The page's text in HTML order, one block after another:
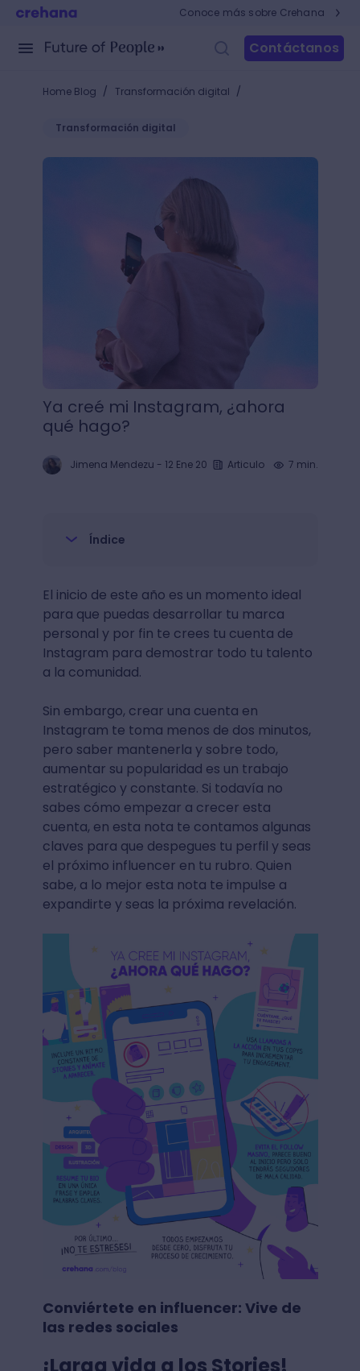
Conoce más sobre Crehana
Contáctanos
Home Blog / Transformación digital /
Transformación digital
Ya creé mi Instagram, ¿ahora qué hago?
Ya creé mi Instagram, ¿ahora
qué hago?
Jimena Mendezu - 12 Ene 20 Articulo 7 min.
Índice
El inicio de este año es un momento ideal
para que puedas desarrollar tu marca
personal y por fin te crees tu cuenta de
Instagram para demostrar todo tu talento
a la comunidad.
Sin embargo, crear una cuenta en
Instagram te toma menos de dos minutos,
pero saber mantenerla y sobre todo,
aumentar su popularidad es un trabajo
estratégico y constante. Si todavía no
sabes cómo empezar a crecer esta
cuenta, en esta nota te contamos algunas
claves para que despegues tu perfil y seas
el próximo influencer en tu rubro. Quien
sabe, a lo mejor esta nota te impulse a
expandirte y seas la próxima revelación.
Conviértete en influencer: Vive de
las redes sociales
¡Larga vida a los Stories!